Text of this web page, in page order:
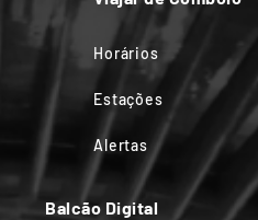
Horários
Estações
Alertas
Balcão Digital